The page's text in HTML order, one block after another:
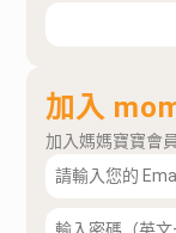
加入
加入媽媽寶寶會